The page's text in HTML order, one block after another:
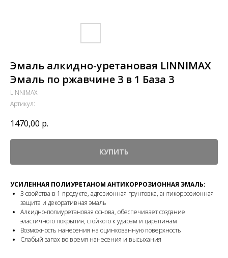
Эмаль алкидно-уретановая LINNIMAX
Эмаль по ржавчине 3 в 1 База 3
LINNIMAX
Артикул:
1470,00 р.
КУПИТЬ
УСИЛЕННАЯ ПОЛИУРЕТАНОМ АНТИКОРРОЗИОННАЯ ЭМАЛЬ:
3 свойства в 1 продукте, адгезионная грунтовка, антикоррозионная
защита и декоративная эмаль
Алкидно-полиуретановая основа, обеспечивает создание
эластичного покрытия, стойкого к ударам и царапинам
Возможность нанесения на оцинкованную поверхность
Слабый запах во время нанесения и высыхания